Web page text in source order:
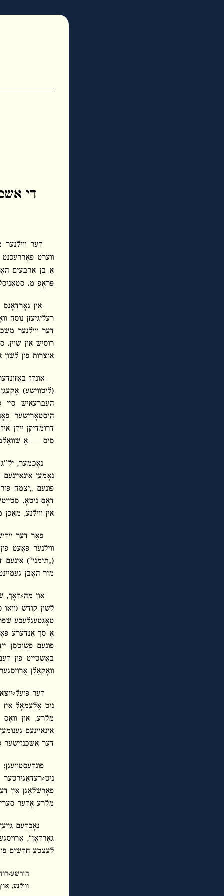
די
ווערט פאַררעכנט
פּראָפ מ.
אין
רעליגיעזן נוסח
דער ווילנער
רוסיש און שוין.
אוצרות פון לשון
אונדז
(ליטווישע)
העברעאיש סיי
היסטאָרישער
דרומדיקן יידן
סיס ― אַ שוואַלב
נאָכמער,
נאָמען
פונעם „יצמח
דאָס ניטאָ.
אין ווילנע,
פאַר דער
ווילנער פּאָעט
(„תימני“) אינעם
מיר האָבן
און מה⸗דאָך,
לשון קודש
טאָגטעגלעכע
אַ סך אַנדערע
פונעם פּשוטסן
באַשטייט פון
וואָקאַלן
דער
ניט אַלעמאָל איז
מלרע, און וואָס
אינאיינעם
דער אשכנזישער
פאָרשלאַגן אין
מלרע אָדער
נאָכדעם
לעצטע חדשים פון 1904, צווישן ראש⸗השנה און דעם